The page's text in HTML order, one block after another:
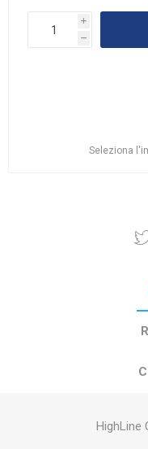
i
h
Seleziona
HighLine